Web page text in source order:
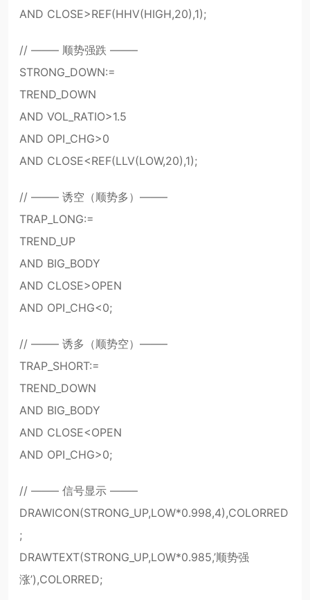
AND CLOSE>REF(HHV(HIGH,20),1);
// ——– 顺势强跌 ——–
STRONG_DOWN:=
TREND_DOWN
AND VOL_RATIO>1.5
AND OPI_CHG>0
AND CLOSE<REF(LLV(LOW,20),1);
// ——– 诱空（顺势多）——–
TRAP_LONG:=
TREND_UP
AND BIG_BODY
AND CLOSE>OPEN
AND OPI_CHG<0;
// ——– 诱多（顺势空）——–
TRAP_SHORT:=
TREND_DOWN
AND BIG_BODY
AND CLOSE<OPEN
AND OPI_CHG>0;
// ——– 信号显示 ——–
DRAWICON(STRONG_UP,LOW*0.998,4),COLORRED
;
DRAWTEXT(STRONG_UP,LOW*0.985,’顺势强
涨’),COLORRED;